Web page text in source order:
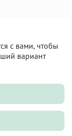
с вами, чтобы
вариант